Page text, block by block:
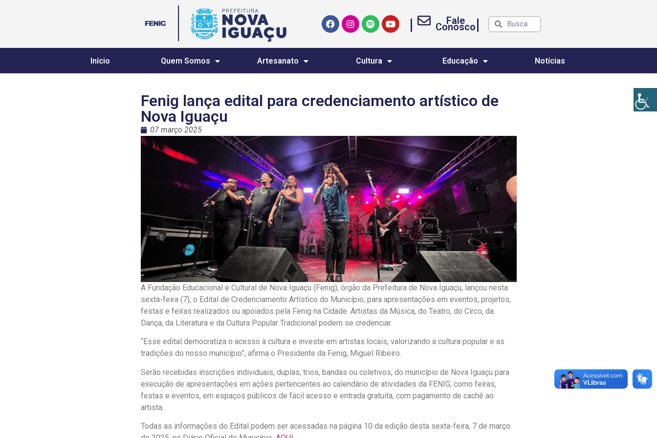
| Fale
Conosco|
Início Quem Somos Artesanato Cultura Educação Notícias
Fenig lança edital para credenciamento artístico de
Nova Iguaçu
07 março 2025
A Fundação Educacional e Cultural de Nova Iguaçu (Fenig), órgão da Prefeitura de Nova Iguaçu, lançou nesta
sexta-feira (7), o Edital de Credenciamento Artístico do Município, para apresentações em eventos, projetos,
festas e feiras realizados ou apoiados pela Fenig na Cidade. Artistas da Música, do Teatro, do Circo, da
Dança, da Literatura e da Cultura Popular Tradicional podem se credenciar.
“Esse edital democratiza o acesso à cultura e investe em artistas locais, valorizando a cultura popular e as
tradições do nosso município”, afirma o Presidente da Fenig, Miguel Ribeiro.
Serão recebidas inscrições individuais, duplas, trios, bandas ou coletivos, do município de Nova Iguaçu para
execução de apresentações em ações pertencentes ao calendário de atividades da FENIG, como feiras,
festas e eventos, em espaços públicos de fácil acesso e entrada gratuita, com pagamento de cachê ao
artista.
Todas as informações do Edital podem ser acessadas na página 10 da edição desta sexta-feira, 7 de março